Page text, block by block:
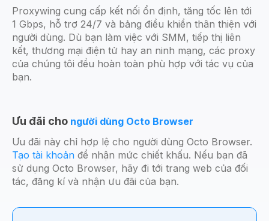
Proxywing cung cấp kết nối ổn định, tăng tốc lên tới
1 Gbps, hỗ trợ 24/7 và bảng điều khiển thân thiện với
người dùng. Dù bạn làm việc với SMM, tiếp thị liên
kết, thương mại điện tử hay an ninh mạng, các proxy
của chúng tôi đều hoàn toàn phù hợp với tác vụ của
bạn.
Ưu đãi cho người dùng Octo Browser
Ưu đãi này chỉ hợp lệ cho người dùng Octo Browser.
Tạo tài khoản để nhận mức chiết khấu. Nếu bạn đã
sử dụng Octo Browser, hãy đi tới trang web của đối
tác, đăng kí và nhận ưu đãi của bạn.